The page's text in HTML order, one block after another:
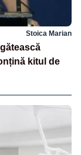
Stoica Marian
kitul de